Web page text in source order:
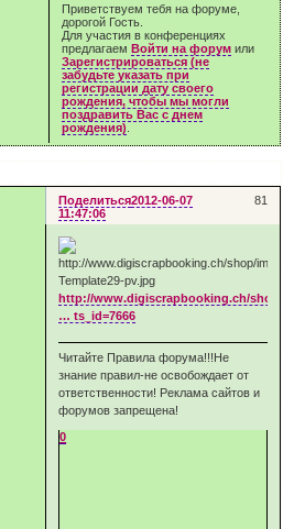
Приветствуем тебя на форуме,
дорогой Гость.
Для участия в конференциях
предлагаемВойти на форум или
Зарегистрироваться (не
забудьте указать при
регистрации дату своего
рождения, чтобы мы могли
поздравить Вас с днем
рождения)
Поделиться 81
2012-06-07
11:47:06
http://www.digiscrapbooking.ch/shop/
… ts_id=7666
Читайте Правила форума!!!Не
знание правил-не освобождает от
ответственности! Реклама сайтов и
форумов запрещена!
0